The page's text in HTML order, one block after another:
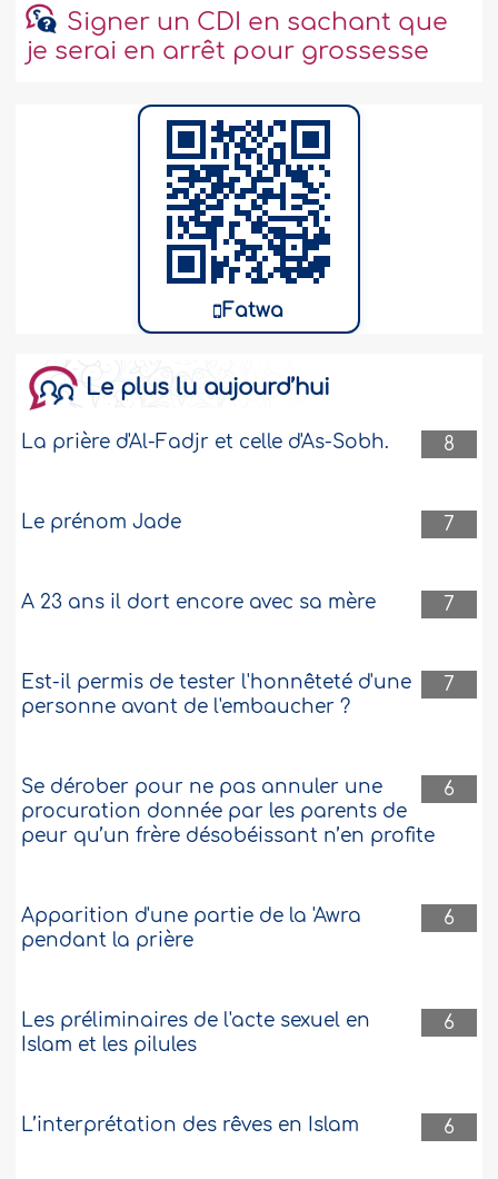
Signer un CDI en sachant que
je serai en arrêt pour grossesse
Fatwa
Le plus lu aujourd’hui
8
La prière d'Al-Fadjr et celle d'As-Sobh.
7
Le prénom Jade
7
A 23 ans il dort encore avec sa mère
7
Est-il permis de tester l'honnêteté d'une
personne avant de l'embaucher ?
6
Se dérober pour ne pas annuler une
procuration donnée par les parents de
peur qu’un frère désobéissant n’en profite
6
Apparition d'une partie de la 'Awra
pendant la prière
6
Les préliminaires de l'acte sexuel en
Islam et les pilules
6
L’interprétation des rêves en Islam